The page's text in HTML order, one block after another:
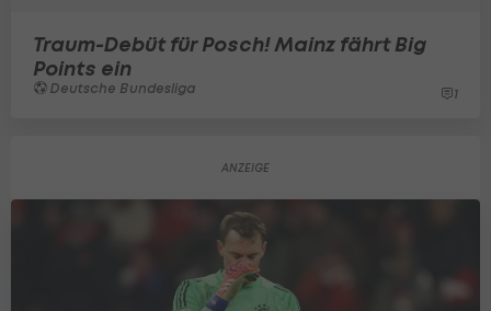
Traum-Debüt für Posch! Mainz fährt Big
Points ein
Deutsche Bundesliga 1